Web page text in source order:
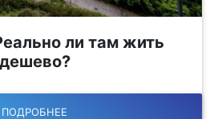
ли там жить
дешево?
ПОДРОБНЕЕ